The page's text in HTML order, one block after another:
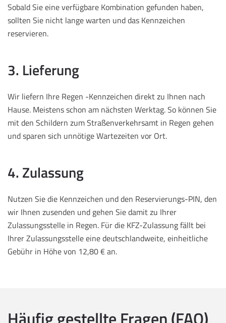
Sobald Sie eine verfügbare Kombination gefunden haben,
sollten Sie nicht lange warten und das Kennzeichen
reservieren.
3. Lieferung
Wir liefern Ihre Regen -Kennzeichen direkt zu Ihnen nach
Hause. Meistens schon am nächsten Werktag. So können Sie
mit den Schildern zum Straßenverkehrsamt in Regen gehen
und sparen sich unnötige Wartezeiten vor Ort.
4. Zulassung
Nutzen Sie die Kennzeichen und den Reservierungs-PIN, den
wir Ihnen zusenden und gehen Sie damit zu Ihrer
Zulassungsstelle in Regen. Für die KFZ-Zulassung fällt bei
Ihrer Zulassungsstelle eine deutschlandweite, einheitliche
Gebühr in Höhe von 12,80 € an.